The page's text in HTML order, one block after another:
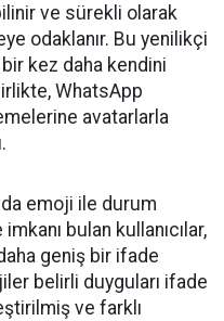
ve sürekli olarak
odaklanır. Bu yenilikçi
kez daha kendini
WhatsApp
avatarlarla
emoji ile durum
bulan kullanıcılar,
geniş bir ifade
belirli duyguları ifade
ve farklı